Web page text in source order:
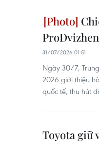
31/07/2026 01:51
Ngày 30/7,
2026 giới thiệu
quốc tế, thu hút
Toyota giữ